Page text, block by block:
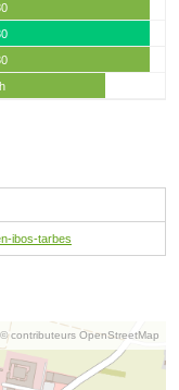
ibos-tarbes
© contributeurs OpenStreetMap